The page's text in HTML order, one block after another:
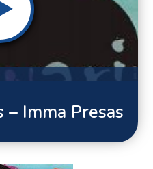
– Imma Presas